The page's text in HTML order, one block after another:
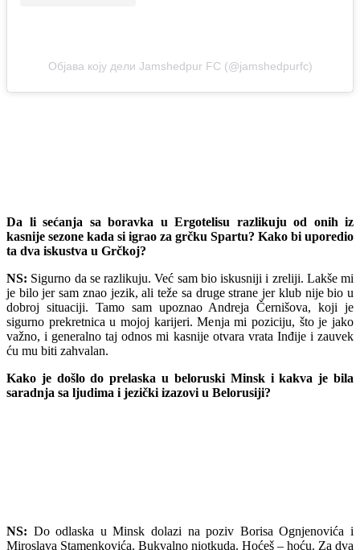
Објава коју дели Jamshedpur FC (@jamshedpurfc)
Da li sećanja sa boravka u Ergotelisu razlikuju od onih iz
kasnije sezone kada si igrao za grčku Spartu? Kako bi uporedio
ta dva iskustva u Grčkoj?
NS: Sigurno da se razlikuju. Već sam bio iskusniji i zreliji. Lakše mi
je bilo jer sam znao jezik, ali teže sa druge strane jer klub nije bio u
dobroj situaciji. Tamo sam upoznao Andreja Černišova, koji je
sigurno prekretnica u mojoj karijeri. Menja mi poziciju, što je jako
važno, i generalno taj odnos mi kasnije otvara vrata Inđije i zauvek
ću mu biti zahvalan.
Kako je došlo do prelaska u beloruski Minsk i kakva je bila
saradnja sa ljudima i jezički izazovi u Belorusiji?
NS: Do odlaska u Minsk dolazi na poziv Borisa Ognjenovića i
Miroslava Stamenkovića. Bukvalno niotkuda. Hoćeš – hoću. Za dva